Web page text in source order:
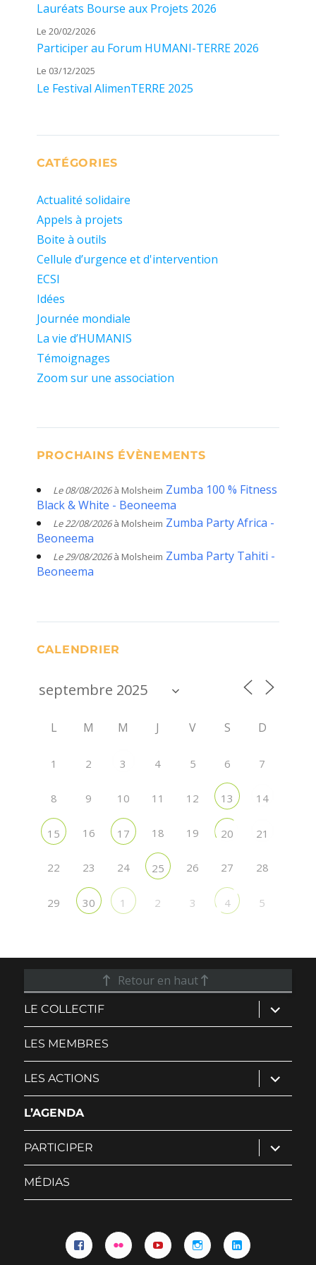
Lauréats Bourse aux Projets 2026
Le 20/02/2026
Participer au Forum HUMANI-TERRE 2026
Le 03/12/2025
Le Festival AlimenTERRE 2025
CATÉGORIES
Actualité solidaire
Appels à projets
Boite à outils
Cellule d’urgence et d'intervention
ECSI
Idées
Journée mondiale
La vie d’HUMANIS
Témoignages
Zoom sur une association
PROCHAINS ÉVÈNEMENTS
Le 08/08/2026à Molsheim Zumba 100 % Fitness
Black & White - Beoneema
Le 22/08/2026à Molsheim Zumba Party Africa -
Beoneema
Le 29/08/2026à Molsheim Zumba Party Tahiti -
Beoneema
CALENDRIER
L M M J V S D
1 2 3 4 5 6 7
8 9 10 11 12 13 14
15 16 17 18 19 20 21
22 23 24 25 26 27 28
29 30 1 2 3 4 5
Retour en haut
LE COLLECTIF ouvrir
le
sous-
LES MEMBRES
LES ACTIONS ouvrir
le
sous-
L’AGENDA
PARTICIPER ouvrir
le
sous-
MÉDIAS